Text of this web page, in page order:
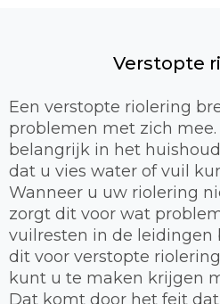
Verstopte
Een verstopte riolering
problemen met zich
belangrijk in het
dat u vies water of vuil
Wanneer u uw riolering
zorgt dit voor wat
vuilresten in de
dit voor verstopte
kunt u te maken krijgen
Dat komt door het feit